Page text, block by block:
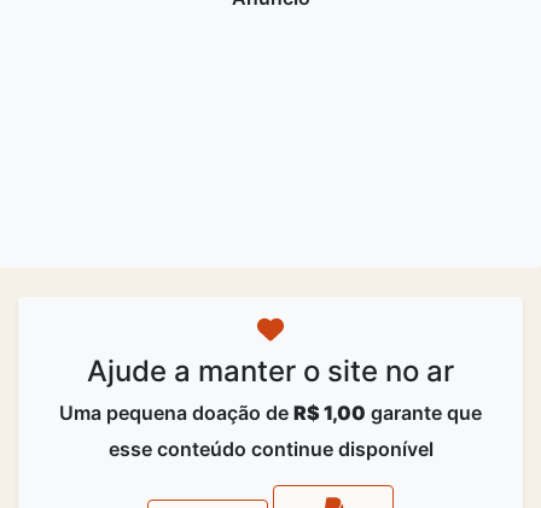
Ajude a manter o site no ar
Uma pequena doação de R$ 1,00 garante que
esse conteúdo continue disponível